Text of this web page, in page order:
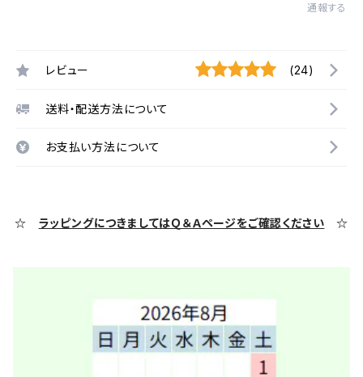
通報する
レビュー (24)
送料・配送方法について
お支払い方法について
☆ ラッピングにつきましてはＱ＆Ａページをご確認ください ☆